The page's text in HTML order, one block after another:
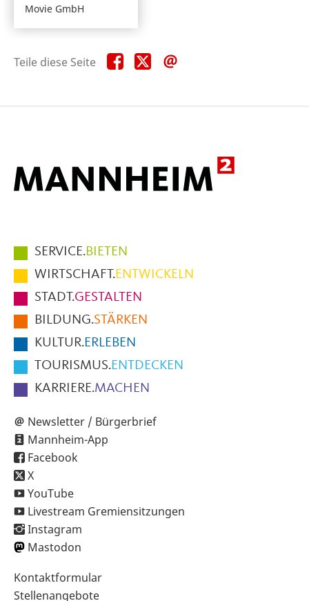
Movie GmbH
Teile diese Seite Teile
diese
Teile
diese
Hauptmenüpunkte
im
Fußbereich
der
Seite
SERVICE.BIETEN
WIRTSCHAFT.ENTWICKELN
STADT.GESTALTEN
BILDUNG.STÄRKEN
KULTUR.ERLEBEN
TOURISMUS.ENTDECKEN
KARRIERE.MACHEN
Newsletter / Bürgerbrief
Mannheim-App
Facebook
X
YouTube
Livestream Gremiensitzungen
Instagram
Mastodon
Sekundärnavigation
im
Kontaktformular
Stellenangebote